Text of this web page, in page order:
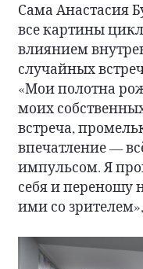
Сама Анастасия
все картины
влиянием
случайных
«Мои полотна
моих
встреча,
впечатление —
импульсом. Я
себя и переношу
ими со